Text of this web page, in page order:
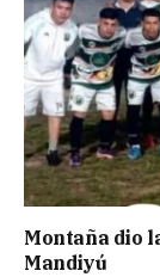
Montaña dio
Mandiyú